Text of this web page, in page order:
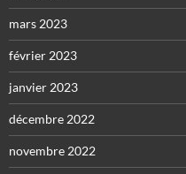
mars 2023
février 2023
janvier 2023
décembre 2022
novembre 2022